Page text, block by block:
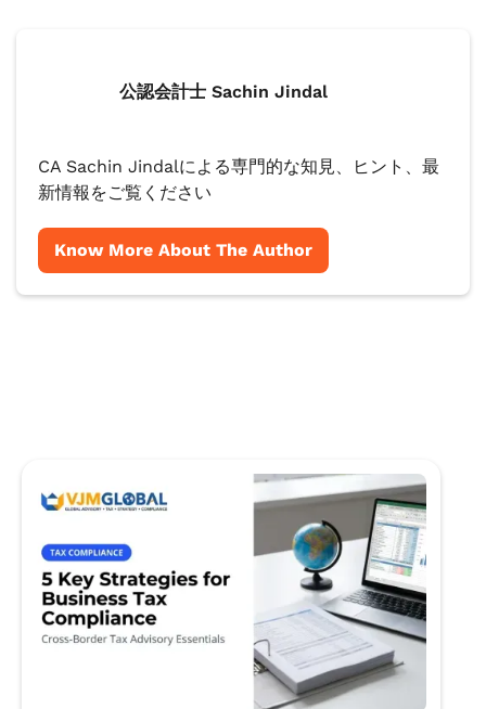
公認会計士 Sachin Jindal
CA Sachin Jindalによる専門的な知見、ヒント、最
新情報をご覧ください
Know More About The Author